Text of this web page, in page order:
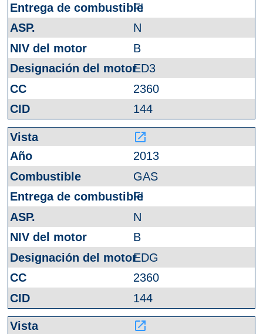
FI
N
B
ED3
2360
144
launch
2013
GAS
FI
N
B
EDG
2360
144
launch